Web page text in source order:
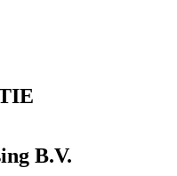
B.V.